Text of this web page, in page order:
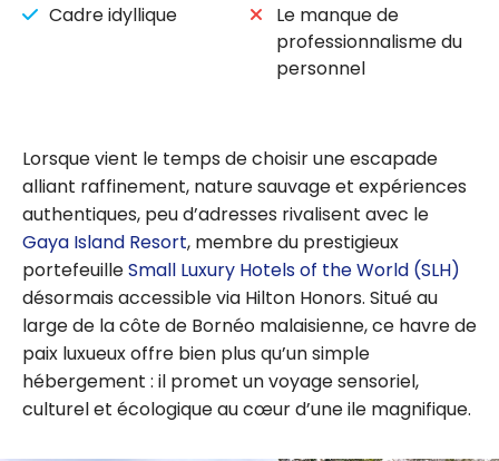
Cadre idyllique
Le manque de
professionnalisme du
personnel
Lorsque vient le temps de choisir une escapade
alliant raffinement, nature sauvage et expériences
authentiques, peu d’adresses rivalisent avec le
Gaya Island Resort, membre du prestigieux
portefeuilleSmall Luxury Hotels of the World (SLH)
désormais accessible via Hilton Honors. Situé au
large de la côte de Bornéo malaisienne, ce havre de
paix luxueux offre bien plus qu’un simple
hébergement : il promet un voyage sensoriel,
culturel et écologique au cœur d’une ile magnifique.